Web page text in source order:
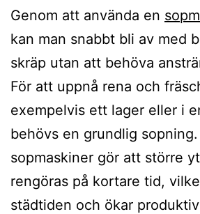
Genom att använda en
kan man snabbt bli av med
skräp utan att behöva
För att uppnå rena och
exempelvis ett lager eller i
behövs en grundlig
sopmaskiner gör att större
rengöras på kortare tid,
städtiden och ökar